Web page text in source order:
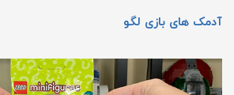
آدمک های بازی لگو